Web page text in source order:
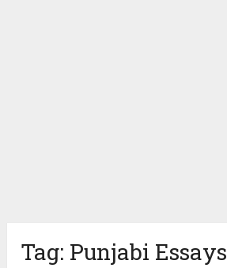
Tag: Punjabi Essays